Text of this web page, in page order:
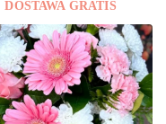
DOSTAWA GRATIS